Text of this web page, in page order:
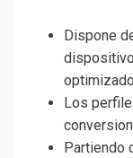
Dispone
Los
Partiendo